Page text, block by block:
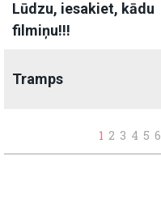
Lūdzu, iesakiet, kādu
filmiņu!!!
Tramps
1 2 3 4 5 6